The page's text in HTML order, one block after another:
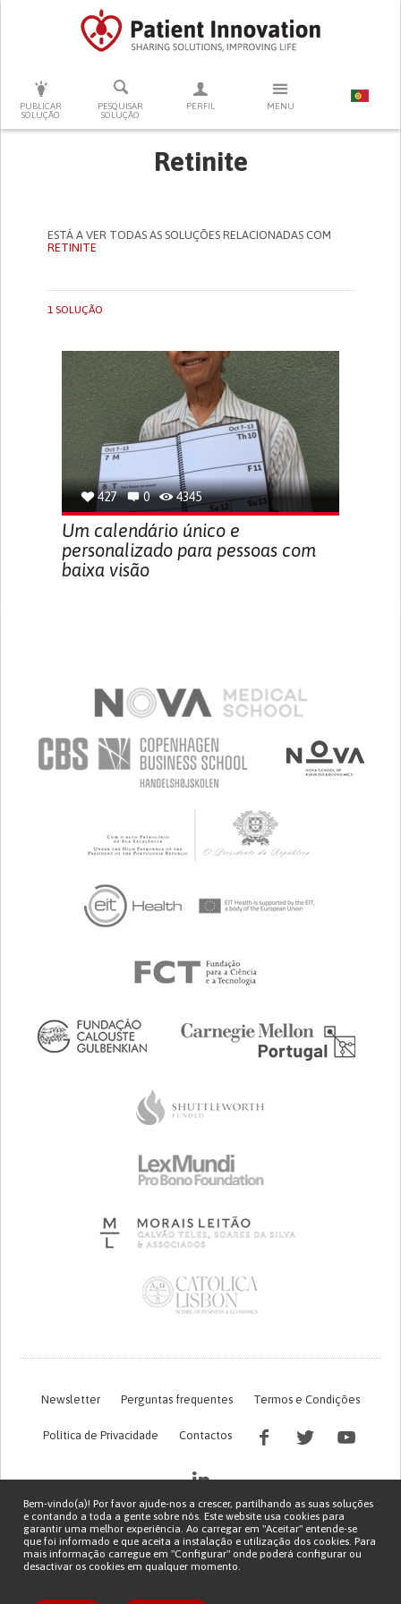
PUBLICAR
SOLUÇÃO
PESQUISAR
SOLUÇÃO
PERFIL MENU
PRESSIONE ENTER PARA PESQUISAR
Retinite
ESTÁ A VER TODAS AS SOLUÇÕES RELACIONADAS COM
RETINITE
1 SOLUÇÃO
427 0 4345
Um calendário único e
personalizado para pessoas com
baixa visão
Newsletter Perguntas frequentes Termos e Condições
Política de Privacidade Contactos
Bem-vindo(a)! Por favor ajude-nos a crescer, partilhando as suas soluções
e contando a toda a gente sobre nós. Este website usa cookies para
garantir uma melhor experiência. Ao carregar em "Aceitar" entende-se
que foi informado e que aceita a instalação e utilização dos cookies. Para
mais informação carregue em "Configurar" onde poderá configurar ou
desactivar os cookies em qualquer momento.